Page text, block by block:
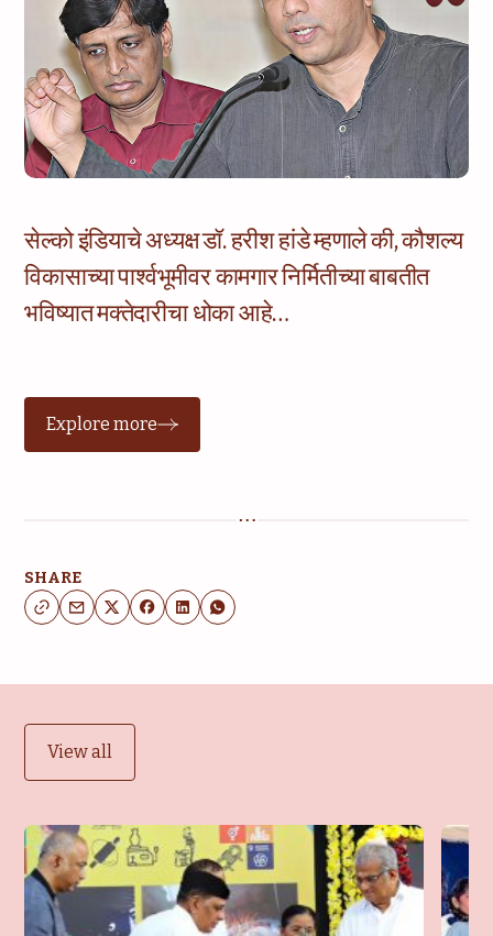
सेल्को इंडियाचे अध्यक्ष डॉ. हरीश हांडे म्हणाले की, कौशल्य
विकासाच्या पार्श्वभूमीवर कामगार निर्मितीच्या बाबतीत
भविष्यात मक्तेदारीचा धोका आहे…
Explore more
SHARE
View all